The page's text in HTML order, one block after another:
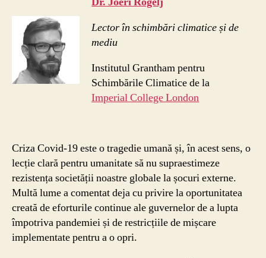
Lector în schimbări climatice și de
mediu
Institutul Grantham pentru
Schimbările Climatice de la
Imperial College London
Criza Covid-19 este o tragedie umană și, în acest sens, o
lecție clară pentru umanitate să nu supraestimeze
rezistența societății noastre globale la șocuri externe.
Multă lume a comentat deja cu privire la oportunitatea
creată de eforturile continue ale guvernelor de a lupta
împotriva pandemiei și de restricțiile de mișcare
implementate pentru a o opri.